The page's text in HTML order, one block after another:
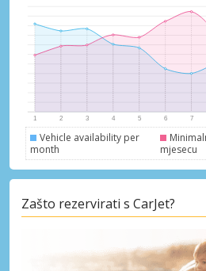
Vehicle availability per
month
mjesecu
Zašto rezervirati s CarJet?